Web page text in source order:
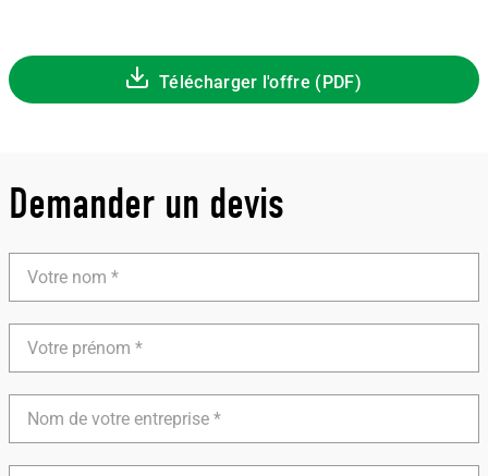
Télécharger l'offre (PDF)
Demander un devis
nom
prénom
votre
entreprise